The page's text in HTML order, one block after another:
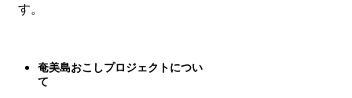
す。
奄美島おこしプロジェクトについ
て